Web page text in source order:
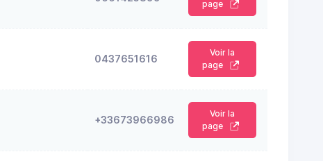
page
0437651616
Voir la
page
+33673966986
Voir la
page